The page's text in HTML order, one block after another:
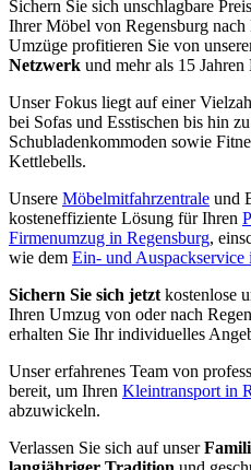
Sichern Sie sich unschlagbare
Ihrer Möbel von Regensburg
Umzüge profitieren Sie von
Netzwerk und mehr als 15
Unser Fokus liegt auf einer
bei Sofas und Esstischen bis hin
Schubladenkommoden sowie
Kettlebells.
Unsere Möbelmitfahrzentrale und
kosteneffiziente Lösung für Ihren
Firmenumzug in Regensburg,
wie dem Ein- und Auspackservice
Sichern Sie sich jetzt kostenlose
Ihren Umzug von oder nach
erhalten Sie Ihr individuelles
Unser erfahrenes Team von
bereit, um Ihren Kleintransport in
abzuwickeln.
Verlassen Sie sich auf unser